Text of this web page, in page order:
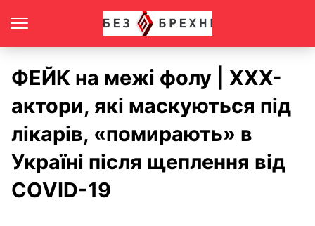
ФЕЙК на межі фолу | ХХХ-
актори, які маскуються під
лікарів, «помирають» в
Україні після щеплення від
COVID-19